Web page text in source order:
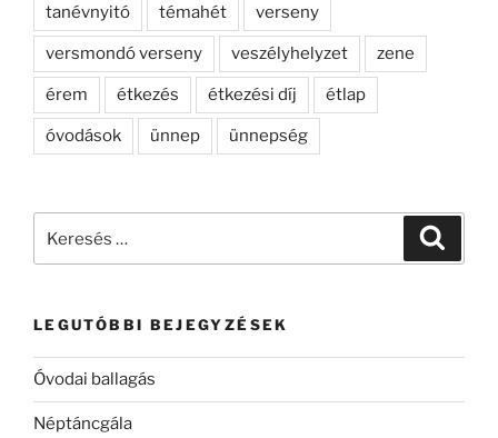
tanévnyitó témahét verseny
versmondó verseny veszélyhelyzet zene
érem étkezés étkezési díj étlap
óvodások ünnep ünnepség
LEGUTÓBBI BEJEGYZÉSEK
Óvodai ballagás
Néptáncgála